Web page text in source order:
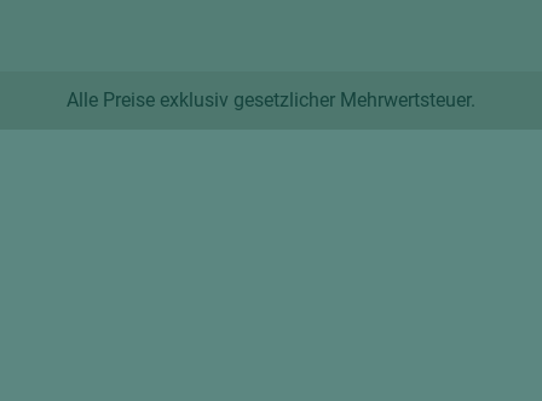
Alle Preise exklusiv gesetzlicher Mehrwertsteuer.